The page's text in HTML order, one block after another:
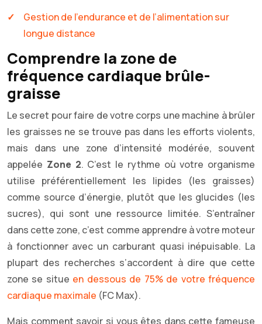
Gestion de l’endurance et de l’alimentation sur
longue distance
Comprendre la zone de
fréquence cardiaque brûle-
graisse
Le secret pour faire de votre corps une machine à brûler
les graisses ne se trouve pas dans les efforts violents,
mais dans une zone d’intensité modérée, souvent
appelée Zone 2. C’est le rythme où votre organisme
utilise préférentiellement les lipides (les graisses)
comme source d’énergie, plutôt que les glucides (les
sucres), qui sont une ressource limitée. S’entraîner
dans cette zone, c’est comme apprendre à votre moteur
à fonctionner avec un carburant quasi inépuisable. La
plupart des recherches s’accordent à dire que cette
zone se situe en dessous de 75% de votre fréquence
cardiaque maximale (FC Max).
Mais comment savoir si vous êtes dans cette fameuse